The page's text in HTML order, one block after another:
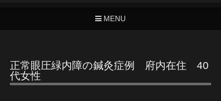
MENU
正常眼圧緑内障の鍼灸症例 府内在住 40
代女性